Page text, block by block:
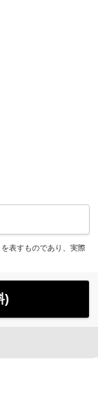
表すものであり、実際
)